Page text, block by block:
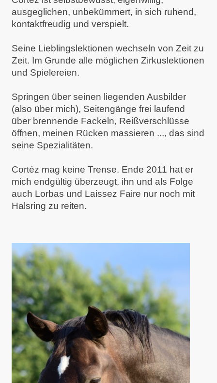
ausgeglichen, unbekümmert, in sich ruhend,
kontaktfreudig und verspielt.
Seine Lieblingslektionen wechseln von Zeit zu
Zeit. Im Grunde alle möglichen Zirkuslektionen
und Spielereien.
Springen über seinen liegenden Ausbilder
(also über mich), Seitengänge frei laufend
über brennende Fackeln, Reißverschlüsse
öffnen, meinen Rücken massieren ..., das sind
seine Spezialitäten.
Cortéz mag keine Trense. Ende 2011 hat er
mich endgültig überzeugt, ihn und als Folge
auch Lorbas und Laissez Faire nur noch mit
Halsring zu reiten.